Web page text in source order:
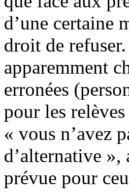
d’une certaine
droit de
apparemment
erronées
pour les
« vous n’avez
d’alternative »,
prévue pour